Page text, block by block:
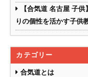
【合気道 名古屋 子
りの個性を活かす子供
カテゴリー
合気道とは